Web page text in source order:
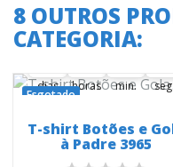
8 OUTROS
CATEGORIA:
A oferta termina em:
36
36
00
dias
17
17
00
horas
52
52
00
min.
Esgotado
T-shirt Botões e
à Padre 3965